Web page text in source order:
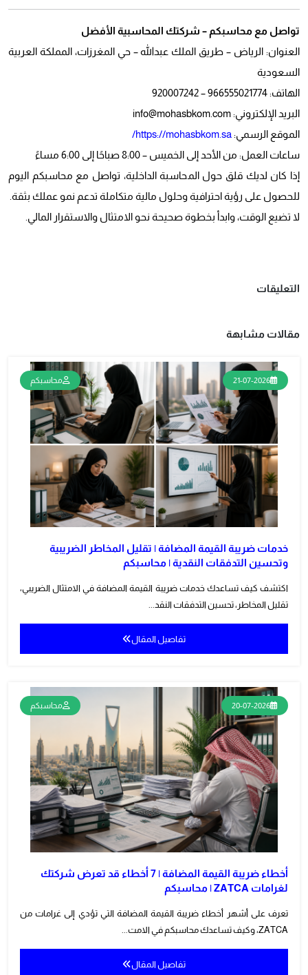
تواصل مع محاسبكم – شركتك المحاسبية الأفضل
العنوان: الرياض – طريق الملك عبدالله – حي المغرزات، المملكة العربية
السعودية
الهاتف: 966555021774 – 920007242
البريد الإلكتروني: info@mohasbkom.com
الموقع الرسمي: https://mohasbkom.sa/
ساعات العمل: من الأحد إلى الخميس – 8:00 صباحًا إلى 6:00 مساءً
إذا كان لديك قلق حول المحاسبة الداخلية، تواصل مع محاسبكم اليوم
للحصول على رؤية احترافية وحلول مالية متكاملة تدعم نمو عملك بثقة.
لا تضيع الوقت، وابدأ بخطوة صحيحة نحو الامتثال والاستقرار المالي.
التعليقات
مقالات مشابهة
21-07-2026 محاسبكم
خدمات ضريبة القيمة المضافة | تقليل المخاطر الضريبية
وتحسين التدفقات النقدية | محاسبكم
اكتشف كيف تساعدك خدمات ضريبة القيمة المضافة في الامتثال الضريبي،
تقليل المخاطر، تحسين التدفقات النقد...
تفاصيل المقال
20-07-2026 محاسبكم
أخطاء ضريبة القيمة المضافة | 7 أخطاء قد تعرض شركتك
لغرامات ZATCA | محاسبكم
تعرف على أشهر أخطاء ضريبة القيمة المضافة التي تؤدي إلى غرامات من
ZATCA، وكيف تساعدك محاسبكم في الامت...
تفاصيل المقال